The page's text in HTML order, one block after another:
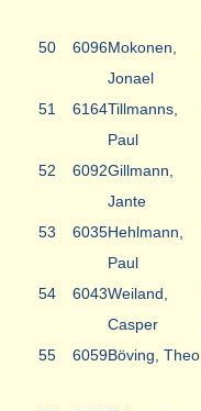
50 6096Mokonen,
Jonael
51 6164Tillmanns,
Paul
52 6092Gillmann,
Jante
53 6035Hehlmann,
Paul
54 6043Weiland,
Casper
55 6059Böving, Theo